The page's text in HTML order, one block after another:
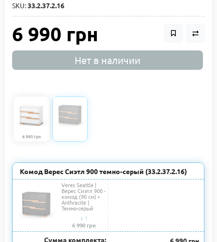
SKU:33.2.37.2.16
6 990 грн
Нет в наличии
6 990 грн
Комод Верес Сиэтл 900 темно-серый (33.2.37.2.16)
Veres Seattle |
Верес Сиэтл 900 -
комод (90 см) •
Anthracite |
Темно-серый
x 1
6 990 грн
Сумма комплекта: